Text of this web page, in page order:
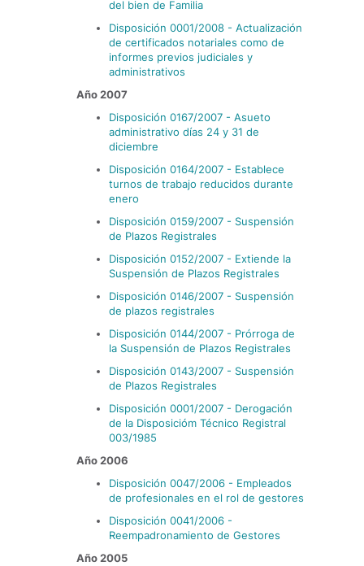
del bien de Familia
Disposición 0001/2008 - Actualización
de certificados notariales como de
informes previos judiciales y
administrativos
Año 2007
Disposición 0167/2007 - Asueto
administrativo días 24 y 31 de
diciembre
Disposición 0164/2007 - Establece
turnos de trabajo reducidos durante
enero
Disposición 0159/2007 - Suspensión
de Plazos Registrales
Disposición 0152/2007 - Extiende la
Suspensión de Plazos Registrales
Disposición 0146/2007 - Suspensión
de plazos registrales
Disposición 0144/2007 - Prórroga de
la Suspensión de Plazos Registrales
Disposición 0143/2007 - Suspensión
de Plazos Registrales
Disposición 0001/2007 - Derogación
de la Disposicióm Técnico Registral
003/1985
Año 2006
Disposición 0047/2006 - Empleados
de profesionales en el rol de gestores
Disposición 0041/2006 -
Reempadronamiento de Gestores
Año 2005